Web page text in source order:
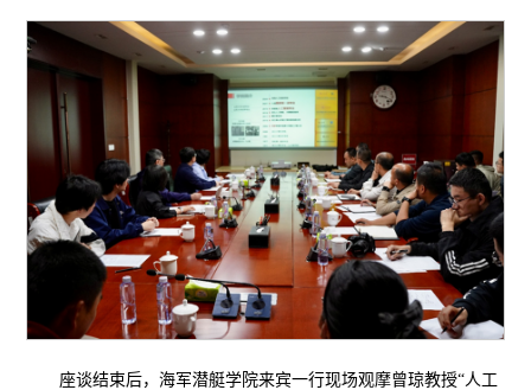
座谈结束后，海军潜艇学院来宾一行现场观摩曾琼教授“人工